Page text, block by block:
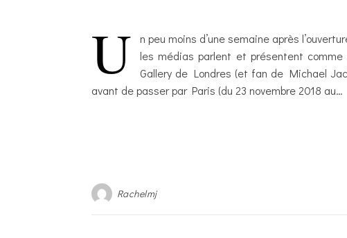
U
n peu moins d’une semaine après
les médias parlent et présentent
Gallery de Londres (et fan de Michael
avant de passer par Paris (du 23 novembre 2018 au…
Rachelmj